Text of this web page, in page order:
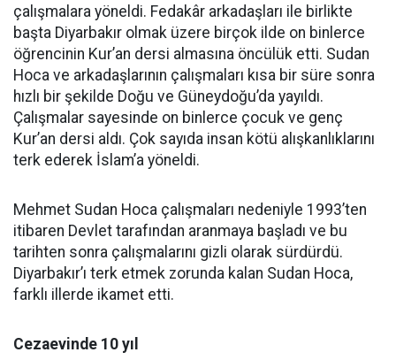
çalışmalara yöneldi. Fedakâr arkadaşları ile birlikte
başta Diyarbakır olmak üzere birçok ilde on binlerce
öğrencinin Kur’an dersi almasına öncülük etti. Sudan
Hoca ve arkadaşlarının çalışmaları kısa bir süre sonra
hızlı bir şekilde Doğu ve Güneydoğu’da yayıldı.
Çalışmalar sayesinde on binlerce çocuk ve genç
Kur’an dersi aldı. Çok sayıda insan kötü alışkanlıklarını
terk ederek İslam’a yöneldi.
Mehmet Sudan Hoca çalışmaları nedeniyle 1993’ten
itibaren Devlet tarafından aranmaya başladı ve bu
tarihten sonra çalışmalarını gizli olarak sürdürdü.
Diyarbakır’ı terk etmek zorunda kalan Sudan Hoca,
farklı illerde ikamet etti.
Cezaevinde 10 yıl